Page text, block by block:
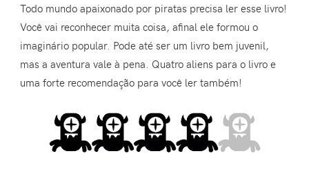
Todo mundo apaixonado por piratas precisa ler esse livro!
Você vai reconhecer muita coisa, afinal ele formou o
imaginário popular. Pode até ser um livro bem juvenil,
mas a aventura vale à pena. Quatro aliens para o livro e
uma forte recomendação para você ler também!